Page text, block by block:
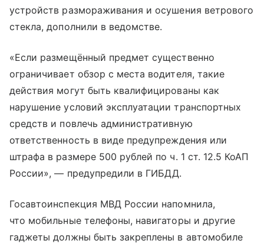
устройств размораживания и осушения ветрового
стекла, дополнили в ведомстве.
«Если размещённый предмет существенно
ограничивает обзор с места водителя, такие
действия могут быть квалифицированы как
нарушение условий эксплуатации транспортных
средств и повлечь административную
ответственность в виде предупреждения или
штрафа в размере 500 рублей по ч. 1 ст. 12.5 КоАП
России», — предупредили в ГИБДД.
Госавтоинспекция МВД России напомнила,
что мобильные телефоны, навигаторы и другие
гаджеты должны быть закреплены в автомобиле